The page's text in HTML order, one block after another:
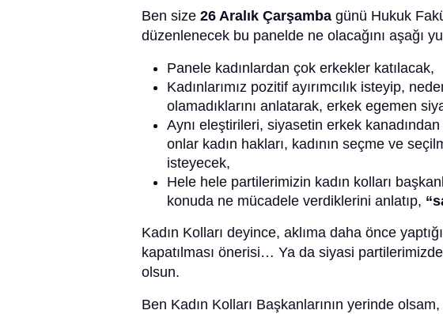
Ben size 26 Aralık Çarşamba günü Hukuk
düzenlenecek bu panelde ne olacağını aşağı
Panele kadınlardan çok erkekler katılacak,
Kadınlarımız pozitif ayırımcılık isteyip,
olamadıklarını anlatarak, erkek egemen
Aynı eleştirileri, siyasetin erkek
onlar kadın hakları, kadının seçme ve
isteyecek,
Hele hele partilerimizin kadın kolları
konuda ne mücadele verdiklerini anlatıp,
Kadın Kolları deyince, aklıma daha önce
kapatılması önerisi… Ya da siyasi partilerimizde
olsun.
Ben Kadın Kolları Başkanlarının yerinde